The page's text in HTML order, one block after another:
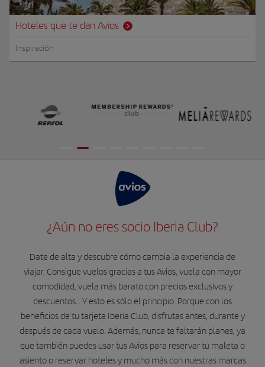
Hoteles que te dan Avios
Inspiración
¿Aún no eres socio Iberia Club?
Date de alta y descubre cómo cambia la experiencia de
viajar. Consigue vuelos gracias a tus Avios, vuela con mayor
comodidad, vuela más barato con precios exclusivos y
descuentos… Y esto es sólo el principio. Porque con los
beneficios de tu tarjeta Iberia Club, disfrutas antes, durante y
después de cada vuelo. Además, nunca te faltarán planes, ya
que también puedes usar tus Avios para reservar tu maleta o
asiento o reservar hoteles y mucho más con nuestras marcas